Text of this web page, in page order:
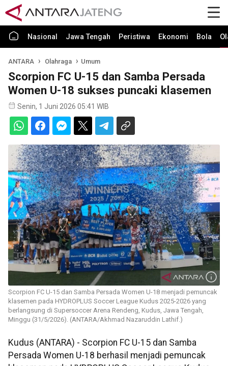
Nasional Jawa Tengah Peristiwa Ekonomi Bola
ANTARA Olahraga Umum
Scorpion FC U-15 dan Samba Persada
Women U-18 sukses puncaki klasemen
Senin, 1 Juni 2026 05:41 WIB
Scorpion FC U-15 dan Samba Persada Women U-18 menjadi pemuncak
klasemen pada HYDROPLUS Soccer League Kudus 2025-2026 yang
berlangsung di Supersoccer Arena Rendeng, Kudus, Jawa Tengah,
Minggu (31/5/2026). (ANTARA/Akhmad Nazaruddin Lathif.)
Kudus (ANTARA) - Scorpion FC U-15 dan Samba
Persada Women U-18 berhasil menjadi pemuncak